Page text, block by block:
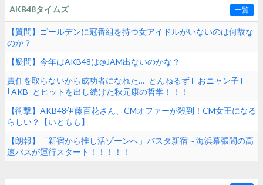
AKB48タイムズ 一覧
【質問】ゴールデンに冠番組を持つ女アイドルがいないのは何故な
のか？
【疑問】今年はAKB48は@JAM出ないのかな？
責任を取らないから成功者になれた…｢とんねるず｣｢おニャン子｣
｢AKB｣とヒットを出し続けた秋元康の哲学！！！
【衝撃】AKB48伊藤百花さん、CMオファーが殺到！CM女王になる
らしい？【いともも】
【朗報】「新宿から推し活ゾーンへ」バスタ新宿～海浜幕張間の高
速バスが運行スタート！！！！！